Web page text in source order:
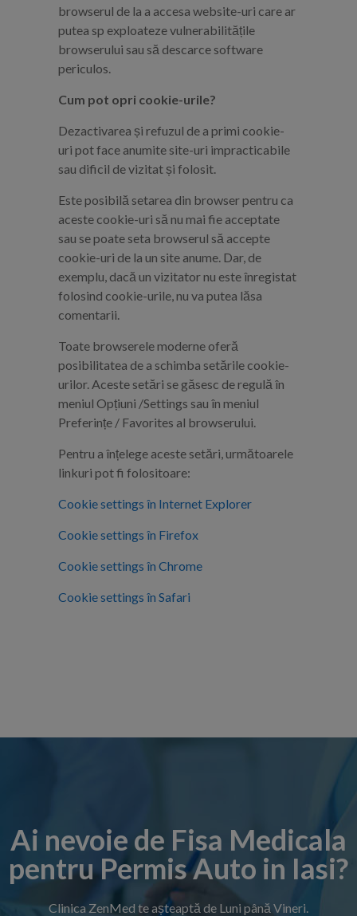
browserul de la a accesa website-uri care ar
putea sp exploateze vulnerabilitățile
browserului sau să descarce software
periculos.
Cum pot opri cookie-urile?
Dezactivarea și refuzul de a primi cookie-
uri pot face anumite site-uri impracticabile
sau dificil de vizitat și folosit.
Este posibilă setarea din browser pentru ca
aceste cookie-uri să nu mai fie acceptate
sau se poate seta browserul să accepte
cookie-uri de la un site anume. Dar, de
exemplu, dacă un vizitator nu este înregistat
folosind cookie-urile, nu va putea lăsa
comentarii.
Toate browserele moderne oferă
posibilitatea de a schimba setările cookie-
urilor. Aceste setări se găsesc de regulă în
meniul Opțiuni /Settings sau în meniul
Preferințe / Favorites al browserului.
Pentru a înțelege aceste setări, următoarele
linkuri pot fi folositoare:
Cookie settings în Internet Explorer
Cookie settingsîn Firefox
Cookie settingsîn Chrome
Cookie settingsîn Safari
Ai nevoie de Fisa Medicala
pentru Permis Auto in Iasi?
Clinica ZenMed te așteaptă de Luni până Vineri.